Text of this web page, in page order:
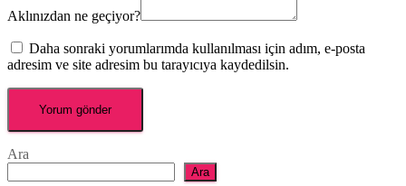
Aklınızdan ne geçiyor?
Daha sonraki yorumlarımda kullanılması için adım, e-posta
adresim ve site adresim bu tarayıcıya kaydedilsin.
Ara
Ara